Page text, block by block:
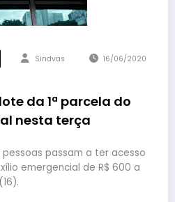
Sindvas 16/06/2020
da 1ª parcela do
nesta terça
passam a ter acesso
emergencial de R$ 600 a